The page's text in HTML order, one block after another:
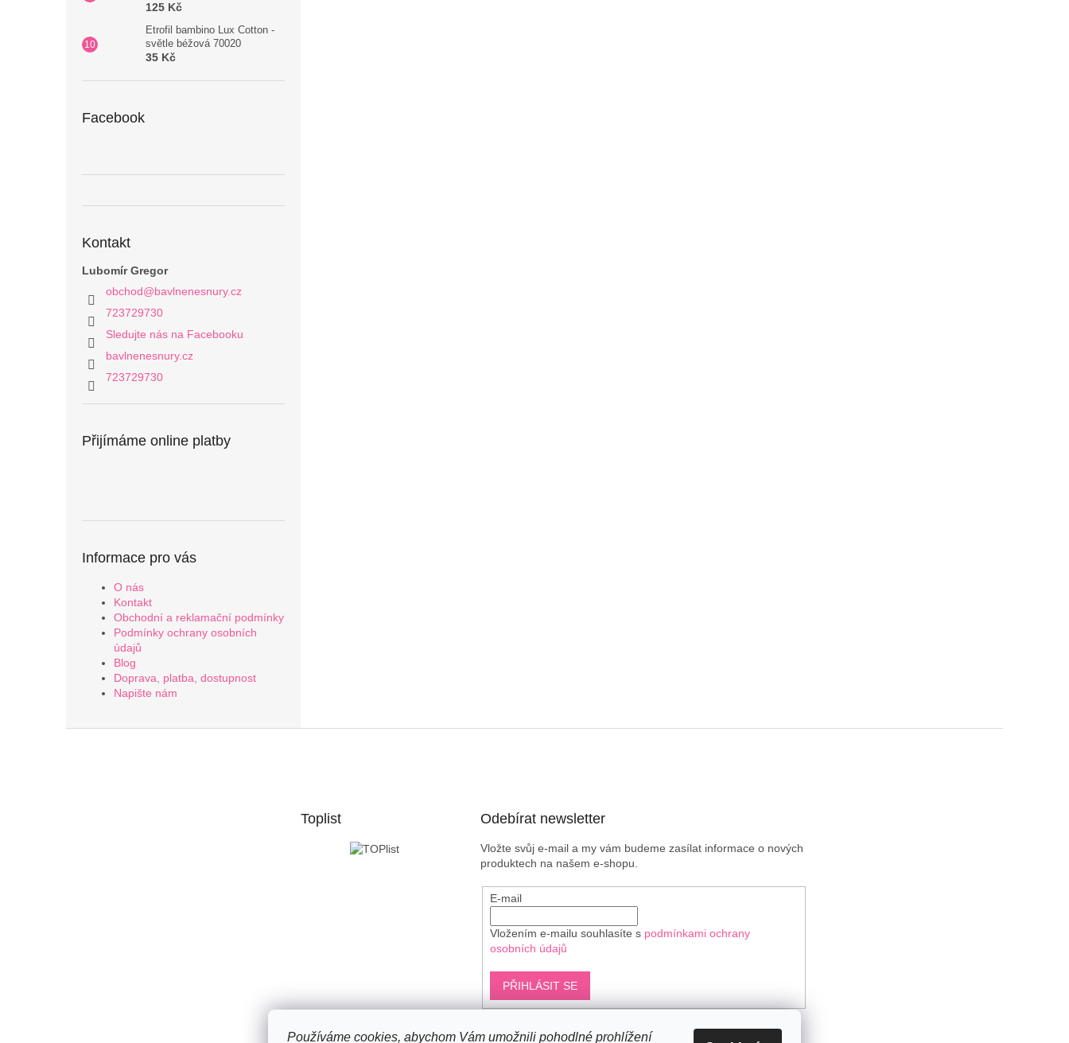
Používáme cookies, abychom Vám umožnili pohodlné prohlížení
125 Kč
Etrofil bambino Lux Cotton -
světle béžová 70020
35 Kč
Facebook
Kontakt
Lubomír Gregor
obchod@bavlnenesnury.cz
723729730
Sledujte nás na Facebooku
bavlnenesnury.cz
723729730
Přijímáme online platby
Informace pro vás
O nás
Kontakt
Obchodní a reklamační podmínky
Podmínky ochrany osobních
údajů
Blog
Doprava, platba, dostupnost
Napište nám
Toplist Odebírat newsletter
Vložte svůj e-mail a my vám budeme zasílat informace o nových
produktech na našem e-shopu.
E-mail
Vložením e-mailu souhlasíte s podmínkami ochrany
osobních údajů
PŘIHLÁSIT SE